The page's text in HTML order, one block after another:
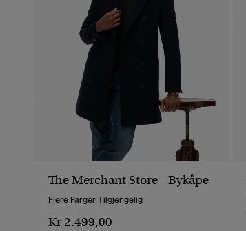
The Merchant Store - Bykåpe
Flere Farger Tilgjengelig
Kr 2.499,00